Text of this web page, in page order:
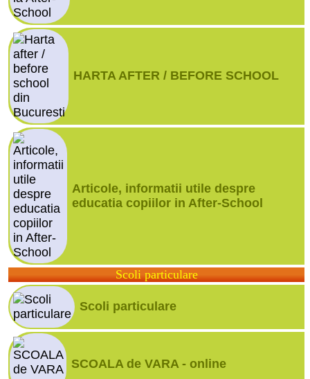
HARTA AFTER / BEFORE SCHOOL
Articole, informatii utile despre
educatia copiilor in After-School
Scoli particulare
Scoli particulare
SCOALA de VARA - online